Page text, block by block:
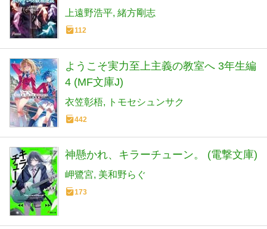
上遠野浩平 緒方剛志
112
ようこそ実力至上主義の教室へ 3年生編
4 (MF文庫J)
衣笠彰梧 トモセシュンサク
442
神懸かれ、キラーチューン。 (電撃文庫)
岬鷺宮 美和野らぐ
173